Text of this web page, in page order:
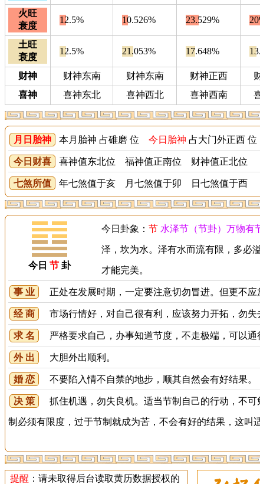
火旺
衰度
12.5% 10.526% 23.529%
土旺
衰度
12.5% 21.053% 17.648%
财神 财神东南 财神东南 财神正西
喜神
喜神东北 喜神西北 喜神西南
月日胎神 本月胎神 占碓磨 位 今日胎神 占大门外正西 位
今日财喜 喜神值东北位 福神值正南位 财神值正北位
七煞所值 年七煞值于亥 月七煞值于卯 日七煞值于酉
今日 节 卦
今日卦象： 节 水泽节（节卦）万物有
泽，坎为水。泽有水而流有限，多必
才能完美。
事 业 正处在发展时期，一定要注意切勿冒进。但更不应
经 商 市场行情好，对自己很有利，应该努力开拓，勿失
求 名 严格要求自己，办事知道节度，不走极端，可以通
外 出 大胆外出顺利。
婚 恋 不要陷入情不自禁的地步，顺其自然会有好结果。
决 策 抓住机遇，勿失良机。适当节制自己的行动，不
制必须有限度，过于节制就成为苦，不会有好的结果，这叫
提醒 ：请未取得后台读取黄历数据授权的